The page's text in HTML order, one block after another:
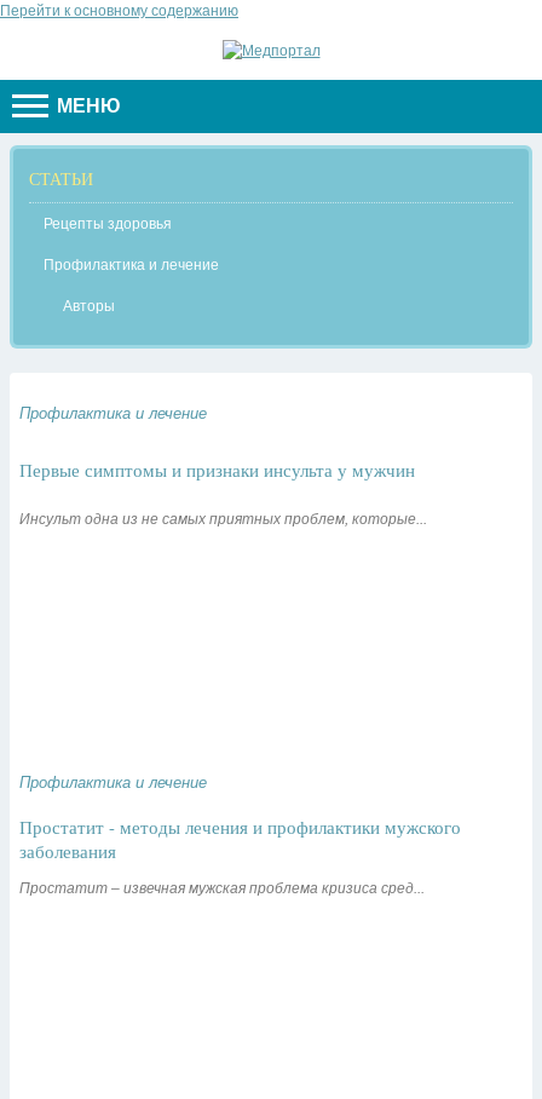
Перейти к основному содержанию
МЕНЮ
СТАТЬИ
Рецепты здоровья
Профилактика и лечение
Авторы
Профилактика и лечение
Первые симптомы и признаки инсульта у мужчин
Инсульт одна из не самых приятных проблем, которые...
Профилактика и лечение
Простатит - методы лечения и профилактики мужского
заболевания
Простатит – извечная мужская проблема кризиса сред...